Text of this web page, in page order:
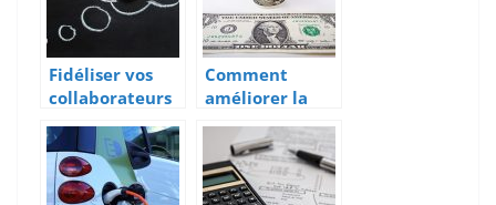
Fidéliser vos
collaborateurs
autant que vos
clients: quelle
importance?
Comment
améliorer la
gestion
financière de
son entreprise
?